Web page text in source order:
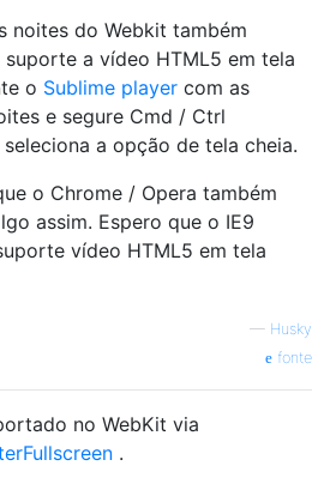
noites do Webkit também
a vídeo HTML5 em tela
o Sublime player com as
e segure Cmd / Ctrl
a opção de tela cheia.
o Chrome / Opera também
assim. Espero que o IE9
vídeo HTML5 em tela
— Husky
fonte
no WebKit via
.